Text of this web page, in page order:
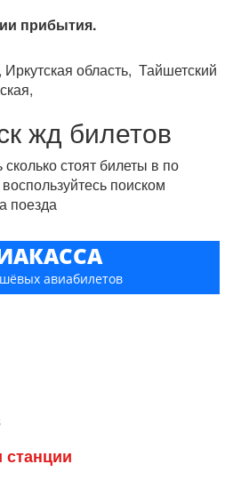
прибытия.
область, Тайшетский
жд билетов
стоят билеты в по
поиском
поезда
авиабилетов